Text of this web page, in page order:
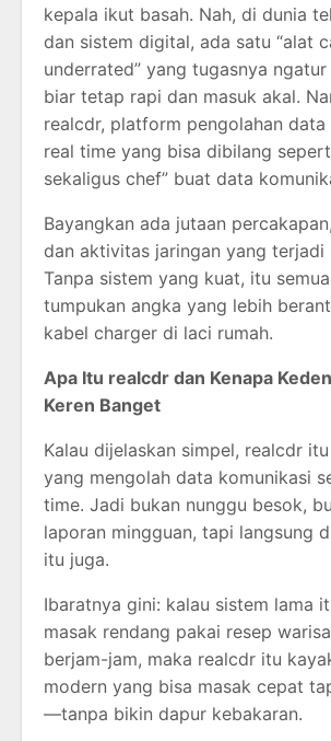
kepala ikut basah. Nah, di dunia
dan sistem digital, ada satu “alat
underrated” yang tugasnya
biar tetap rapi dan masuk akal.
realcdr, platform pengolahan data
real time yang bisa dibilang
sekaligus chef” buat data
Bayangkan ada jutaan
dan aktivitas jaringan yang terjadi
Tanpa sistem yang kuat, itu
tumpukan angka yang lebih
kabel charger di laci rumah.
Apa Itu realcdr dan Kenapa
Keren Banget
Kalau dijelaskan simpel, realcdr
yang mengolah data komunikasi
time. Jadi bukan nunggu besok,
laporan mingguan, tapi langsung
itu juga.
Ibaratnya gini: kalau sistem lama
masak rendang pakai resep
berjam-jam, maka realcdr itu
modern yang bisa masak cepat
—tanpa bikin dapur kebakaran.